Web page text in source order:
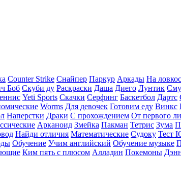
Counter Strike Снайпер Паркур Аркады На
Боб Скуби ду Раскраски Даша Диего Лунтик
Yeti Sports Скачки Серфинг Баскетбол Дартс
Worms Для девочек Готовим еду Винкс
Наперстки Драки С прохождением От первого
Арканоид Змейка Пакман Тетрис Зума
Найди отличия Математические Судоку Тест
Обучение Учим английский Обучение музыке
Ким пять с плюсом Алладин Покемоны